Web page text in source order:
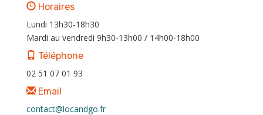
Horaires
Lundi 13h30-18h30
Mardi au vendredi 9h30-13h00 / 14h00-18h00
Téléphone
02 51 07 01 93
Email
contact@locandgo.fr